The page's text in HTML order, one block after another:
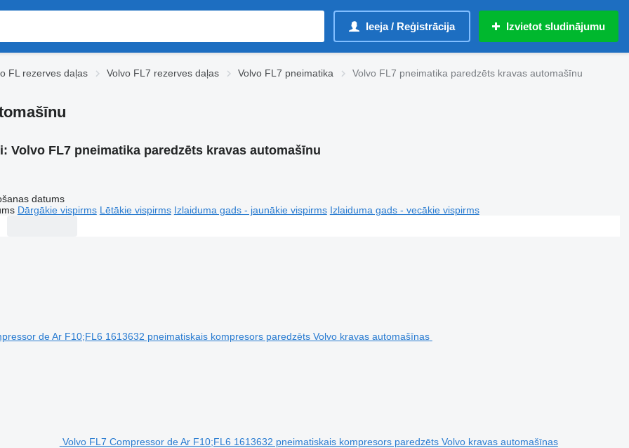
Ieeja / Reģistrācija Izvietot sludinājumu
FL rezerves daļas Volvo FL7 rezerves daļas Volvo FL7 pneimatika Volvo FL7 pneimatika paredzēts kravas automašīnu
Volvo FL7 pneimatika paredzēts kravas automašīnu
datums
Dārgākie vispirms Lētākie vispirms Izlaiduma gads - jaunākie vispirms Izlaiduma gads - vecākie vispirms
Volvo FL7 Compressor de Ar F10;FL6 1613632 pneimatiskais kompresors paredzēts Volvo kravas automašīnas